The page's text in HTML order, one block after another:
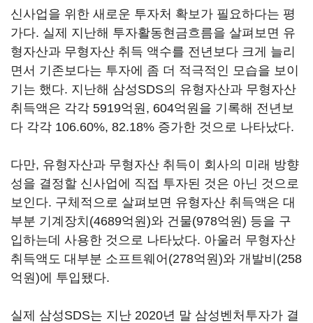
신사업을 위한 새로운 투자처 확보가 필요하다는 평
가다. 실제 지난해 투자활동현금흐름을 살펴보면 유
형자산과 무형자산 취득 액수를 전년보다 크게 늘리
면서 기존보다는 투자에 좀 더 적극적인 모습을 보이
기는 했다. 지난해 삼성SDS의 유형자산과 무형자산
취득액은 각각 5919억원, 604억원을 기록해 전년보
다 각각 106.60%, 82.18% 증가한 것으로 나타났다.
다만, 유형자산과 무형자산 취득이 회사의 미래 방향
성을 결정할 신사업에 직접 투자된 것은 아닌 것으로
보인다. 구체적으로 살펴보면 유형자산 취득액은 대
부분 기계장치(4689억원)와 건물(978억원) 등을 구
입하는데 사용한 것으로 나타났다. 아울러 무형자산
취득액도 대부분 소프트웨어(278억원)와 개발비(258
억원)에 투입됐다.
실제 삼성SDS는 지난 2020년 말 삼성벤처투자가 결